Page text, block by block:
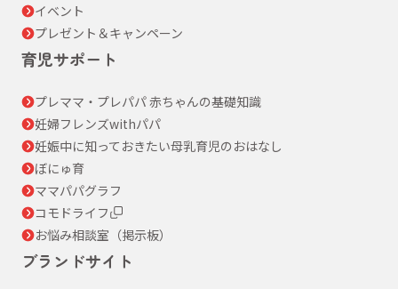
イベント
プレゼント＆キャンペーン
育児サポート
プレママ・プレパパ 赤ちゃんの基礎知識
妊婦フレンズwithパパ
妊娠中に知っておきたい母乳育児のおはなし
ぼにゅ育
ママパパグラフ
コモドライフ
お悩み相談室（掲示板）
ブランドサイト